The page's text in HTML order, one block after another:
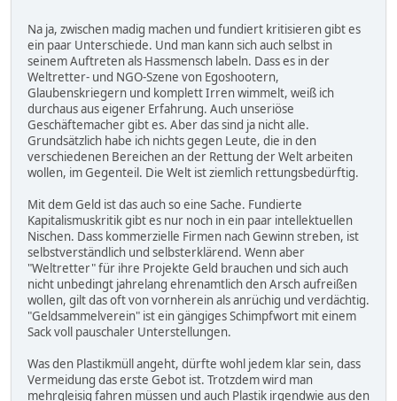
Na ja, zwischen madig machen und fundiert kritisieren gibt es
ein paar Unterschiede. Und man kann sich auch selbst in
seinem Auftreten als Hassmensch labeln. Dass es in der
Weltretter- und NGO-Szene von Egoshootern,
Glaubenskriegern und komplett Irren wimmelt, weiß ich
durchaus aus eigener Erfahrung. Auch unseriöse
Geschäftemacher gibt es. Aber das sind ja nicht alle.
Grundsätzlich habe ich nichts gegen Leute, die in den
verschiedenen Bereichen an der Rettung der Welt arbeiten
wollen, im Gegenteil. Die Welt ist ziemlich rettungsbedürftig.
Mit dem Geld ist das auch so eine Sache. Fundierte
Kapitalismuskritik gibt es nur noch in ein paar intellektuellen
Nischen. Dass kommerzielle Firmen nach Gewinn streben, ist
selbstverständlich und selbsterklärend. Wenn aber
"Weltretter" für ihre Projekte Geld brauchen und sich auch
nicht unbedingt jahrelang ehrenamtlich den Arsch aufreißen
wollen, gilt das oft von vornherein als anrüchig und verdächtig.
"Geldsammelverein" ist ein gängiges Schimpfwort mit einem
Sack voll pauschaler Unterstellungen.
Was den Plastikmüll angeht, dürfte wohl jedem klar sein, dass
Vermeidung das erste Gebot ist. Trotzdem wird man
mehrgleisig fahren müssen und auch Plastik irgendwie aus den